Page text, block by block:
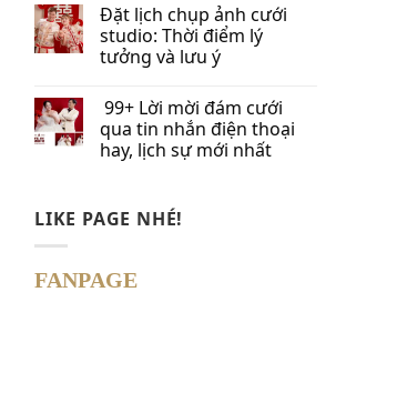
Đặt lịch chụp ảnh cưới
studio: Thời điểm lý
tưởng và lưu ý
99+ Lời mời đám cưới
qua tin nhắn​ điện thoại
hay, lịch sự mới nhất
LIKE PAGE NHÉ!
FANPAGE